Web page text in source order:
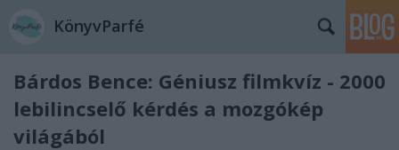
KönyvParfé
Bárdos Bence: Géniusz ​filmkvíz - 2000
lebilincselő kérdés a mozgókép
világából